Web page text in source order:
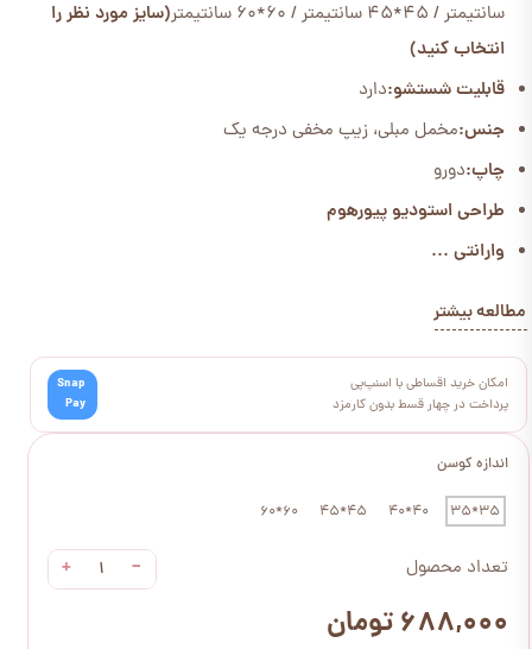
اندازه کوسن
35*35
40*40
45*45
60*60
تعداد محصول −
+
۶۸۸,۰۰۰ تومان
سانتیمتر / 45*45 سانتیمتر / 60*60 سانتیمتر
(سایز مورد نظر را
انتخاب کنید)
قابلیت شستشو:دارد
جنس:مخمل مبلی، زیپ مخفی درجه یک
چاپ:دورو
طراحی استودیو پیورهوم
وارانتی ...
مطالعه بیشتر
امکان خرید اقساطی با اسنپ‌پی
پرداخت در چهار قسط بدون کارمزد
Snap
Pay